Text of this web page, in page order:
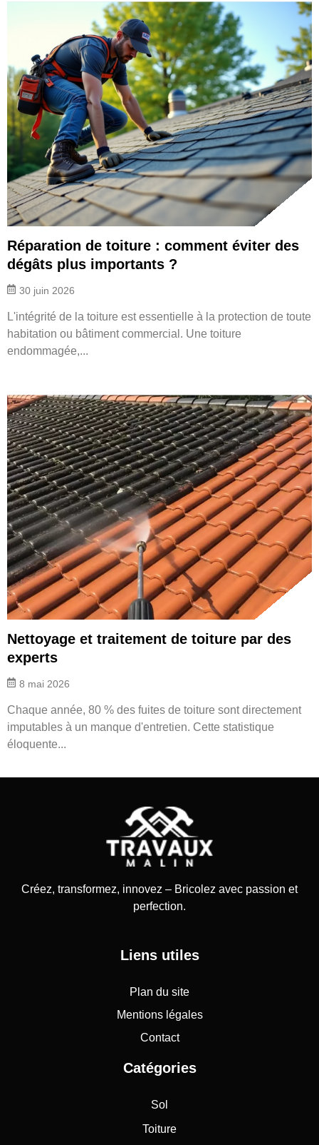
Réparation de toiture : comment éviter des
dégâts plus importants ?
30 juin 2026
L'intégrité de la toiture est essentielle à la protection de toute
habitation ou bâtiment commercial. Une toiture
endommagée,...
Nettoyage et traitement de toiture par des
experts
8 mai 2026
Chaque année, 80 % des fuites de toiture sont directement
imputables à un manque d'entretien. Cette statistique
éloquente...
Créez, transformez, innovez – Bricolez avec passion et
perfection.
Liens utiles
Plan du site
Mentions légales
Contact
Catégories
Sol
Toiture